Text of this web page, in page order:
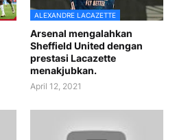
ALEXANDRE LACAZETTE
Arsenal mengalahkan
Sheffield United dengan
prestasi Lacazette
menakjubkan.
April 12, 2021